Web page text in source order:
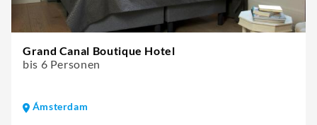
Grand Canal Boutique Hotel
bis 6 Personen
Ámsterdam